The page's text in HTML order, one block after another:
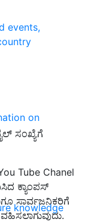
events,
on
knowledge
ಸಂಖ್ಯೆಗೆ
Tube Chanel
ಕ್ಯಾಂಪಸ್
ಸಾರ್ವಜನಿಕರಿಗೆ